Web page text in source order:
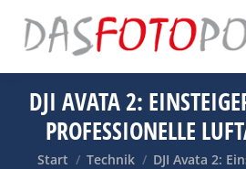
DJI AVATA 2:
PROFESSIONELLE
Sie befinden sich hier:
Start Technik DJI Avata 2: